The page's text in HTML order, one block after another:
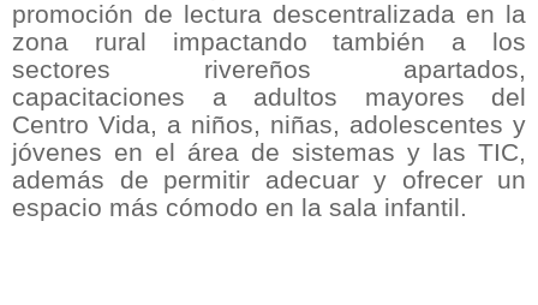
promoción de lectura descentralizada en la
zona rural impactando también a los
sectores rivereños apartados,
capacitaciones a adultos mayores del
Centro Vida, a niños, niñas, adolescentes y
jóvenes en el área de sistemas y las TIC,
además de permitir adecuar y ofrecer un
espacio más cómodo en la sala infantil.